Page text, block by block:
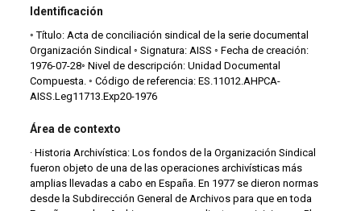
Identificación
◦ Título: Acta de conciliación sindical de la serie documental
Organización Sindical ◦ Signatura: AISS ◦ Fecha de creación:
1976-07-28◦ Nivel de descripción: Unidad Documental
Compuesta. ◦ Código de referencia: ES.11012.AHPCA-
AISS.Leg11713.Exp20-1976
Área de contexto
· Historia Archivística: Los fondos de la Organización Sindical
fueron objeto de una de las operaciones archivísticas más
amplias llevadas a cabo en España. En 1977 se dieron normas
desde la Subdirección General de Archivos para que en toda